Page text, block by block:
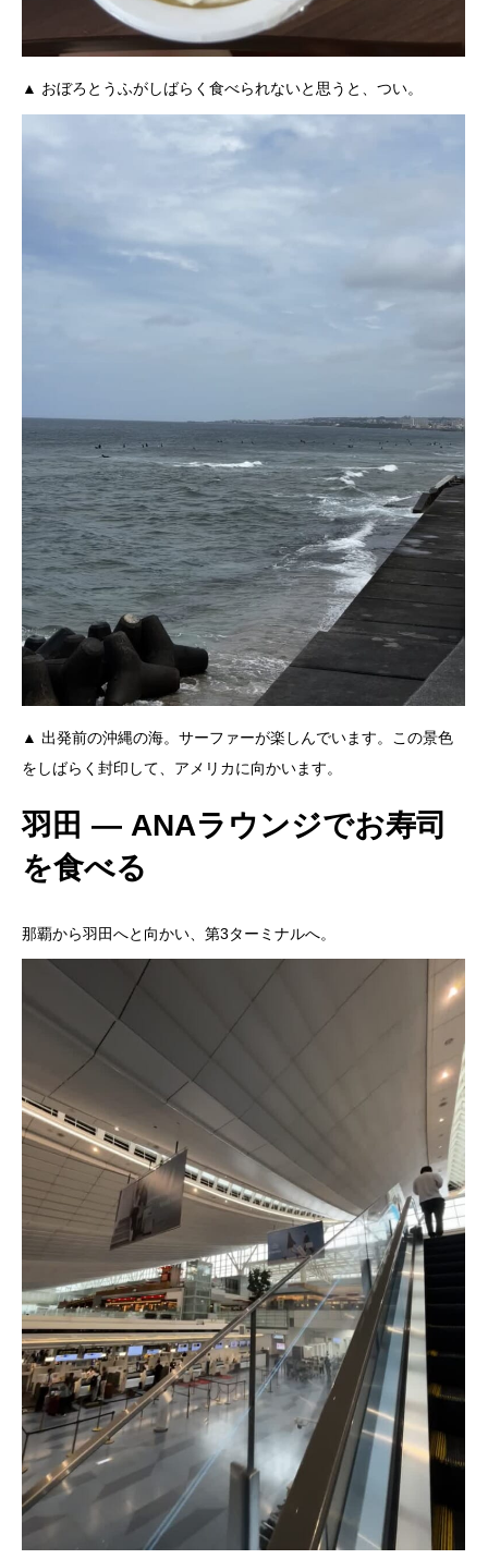
▲ おぼろとうふがしばらく食べられないと思うと、つい。
▲ 出発前の沖縄の海。サーファーが楽しんでいます。この景色
をしばらく封印して、アメリカに向かいます。
羽田 ― ANAラウンジでお寿司
を食べる
那覇から羽田へと向かい、第3ターミナルへ。